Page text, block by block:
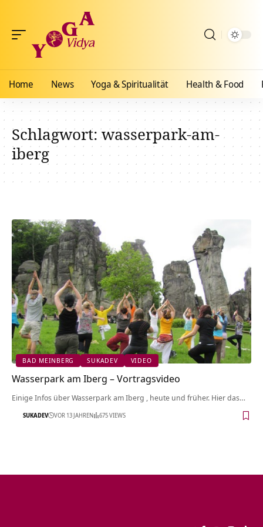
Home News Yoga & Spiritualität Health & Food
Schlagwort:wasserpark-am-
iberg
BAD MEINBERG SUKADEV VIDEO
Wasserpark am Iberg‏‎ – Vortragsvideo
Einige Infos über Wasserpark am Iberg‏‎ , heute und früher. Hier das…
SUKADEV VOR 13 JAHREN 675 VIEWS